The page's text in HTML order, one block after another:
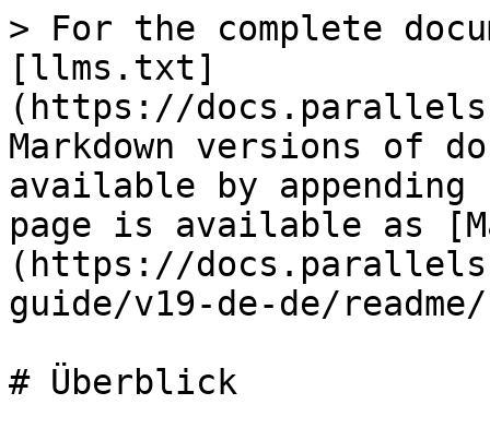
> For the complete
[llms.txt]
(https://
Markdown versions of
available by
page is available as
(https://
guide/v19-de-de/
# Überblick